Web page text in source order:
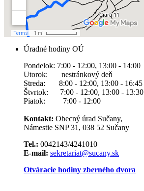
Úradné hodiny OÚ
Pondelok: 7:00 - 12:00, 13:00 - 14:00
Utorok: nestránkový deň
Streda: 8:00 - 12:00, 13:00 - 16:45
Štvrtok: 7:00 - 12:00, 13:00 - 13:30
Piatok: 7:00 - 12:00
Kontakt: Obecný úrad Sučany,
Námestie SNP 31, 038 52 Sučany
Tel.: 0042143/4241010
E-mail: sekretariat@sucany.sk
Otváracie hodiny zberného dvora